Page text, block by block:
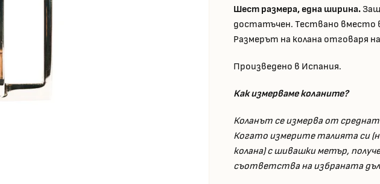
Шест размера, една ширина.
достатъчен. Тествано вместо
Размерът на колана отговаря
Произведено в Испания.
Как измерваме коланите?
Коланът се измерва от
Когато измерите талията си
колана) с шивашки метър,
съответства на избраната